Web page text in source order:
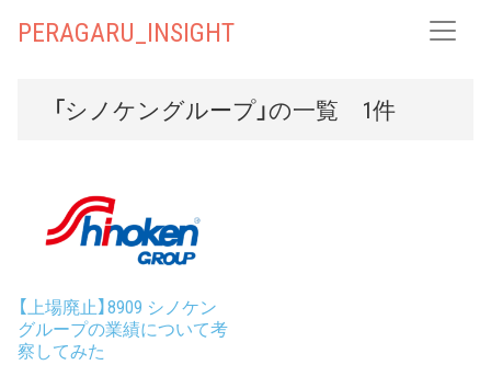
PERAGARU_INSIGHT
「シノケングループ」の一覧 1件
【上場廃止】8909 シノケン
グループの業績について考
察してみた